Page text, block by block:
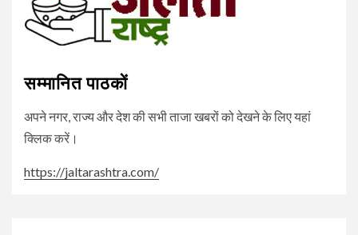
सम्मानित पाठकों
अपने नगर, राज्य और देश की सभी ताजा खबरों को देखने के लिए यहां
क्लिक करें।
https://jaltarashtra.com/